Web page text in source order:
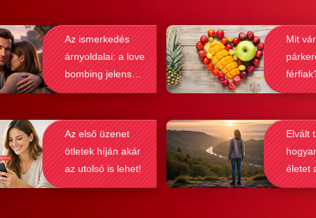
és gyorsan lehet sikereket
A legfőbb kérdés
hogy ezek az alkalmazások
e minket egy
hatékonyság, amit ad, nehezen
felülmúlható.
Az ismerkedés
árnyoldalai: a love
bombing jelenség
felismerése
Mit
Az első üzenet
ötletek híján akár
az utolsó is lehet!
Elvált
életet
után?